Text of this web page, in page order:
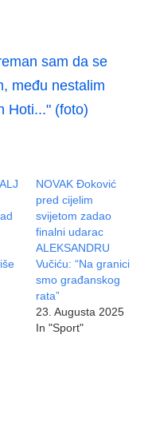
sam da se
među nestalim
Hoti..." (foto)
NOVAK Đoković
pred cijelim
svijetom zadao
finalni udarac
ALEKSANDRU
Vučiću: “Na granici
smo građanskog
rata”
23. Augusta 2025
In "Sport"